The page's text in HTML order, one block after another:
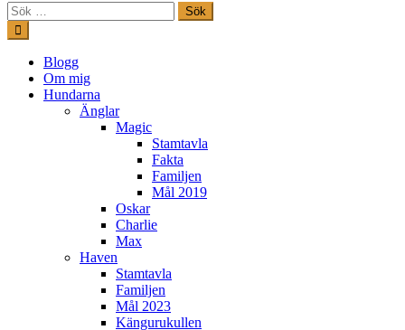
Sök
efter:
Hoppa
till
innehåll
Freestylehundar.se
Blogg
Om mig
Hundarna
Änglar
Magic
Stamtavla
Fakta
Familjen
Mål 2019
Oskar
Charlie
Max
Haven
Stamtavla
Familjen
Mål 2023
Kängurukullen